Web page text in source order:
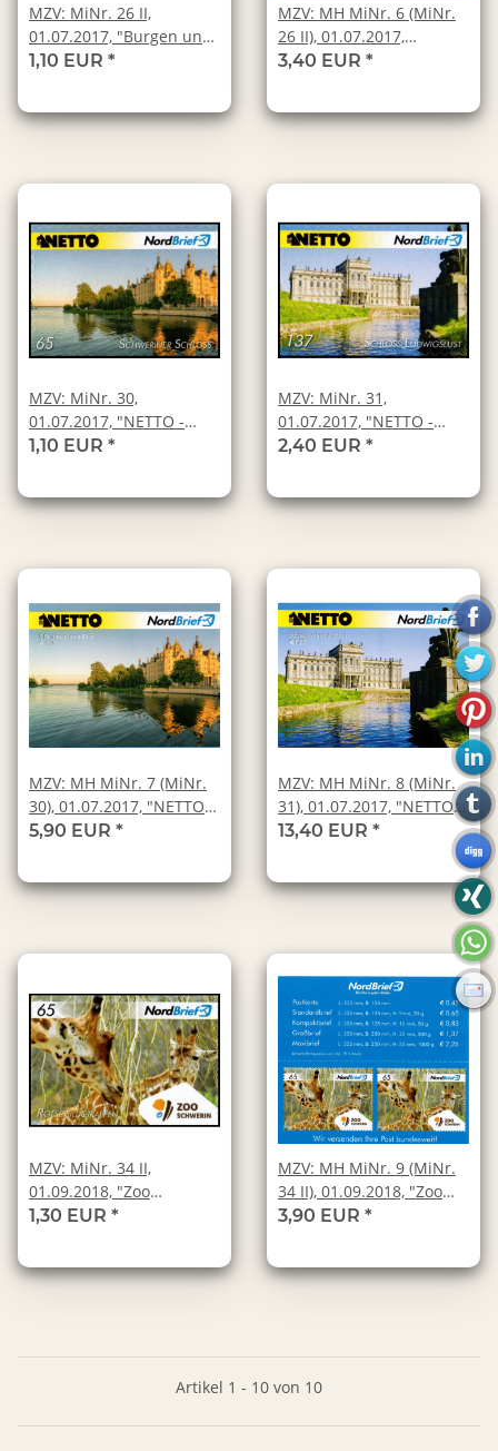
MZV: MiNr. 26 II,
01.07.2017, "Burgen und
Schlösser: Schwerin",
1,10 EUR *
MZV: MH MiNr. 6 (MiNr.
26 II), 01.07.2017,
"Burgen und Schlösser:
ungeknickt, postfrisch
3,40 EUR *
MZV: MiNr. 30,
01.07.2017, "NETTO -
Burgen und Schlösser:
1,10 EUR *
MZV: MiNr. 31,
01.07.2017, "NETTO -
Burgen und Schlösser:
2,40 EUR *
MZV: MH MiNr. 7 (MiNr.
30), 01.07.2017, "NETTO -
Burgen und Schlösser:
postfrisch
5,90 EUR *
MZV: MH MiNr. 8 (MiNr.
31), 01.07.2017, "NETTO -
Burgen und Schlösser:
Markenheftchen,
13,40 EUR *
MZV: MiNr. 34 II,
01.09.2018, "Zoo
Schwerin", Wert zu 0,65
1,30 EUR *
MZV: MH MiNr. 9 (MiNr.
34 II), 01.09.2018, "Zoo
Schwerin", Wert zu 0,65
3,90 EUR *
Artikel 1 - 10 von 10